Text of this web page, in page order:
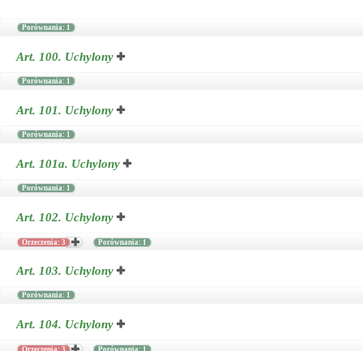
Porównania: 1
Art. 100. Uchylony
Porównania: 1
Art. 101. Uchylony
Porównania: 1
Art. 101a. Uchylony
Porównania: 1
Art. 102. Uchylony
Orzeczenia: 3 Porównania: 1
Art. 103. Uchylony
Porównania: 1
Art. 104. Uchylony
Orzeczenia: 3 Porównania: 1